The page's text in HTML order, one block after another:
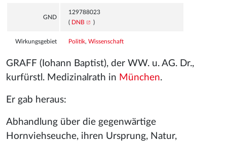
GND
129788023
( DNB )
Wirkungsgebiet Politik, Wissenschaft
GRAFF (Iohann Baptist), der WW. u. AG. Dr.,
kurfürstl. Medizinalrath in München.
Er gab heraus:
Abhandlung über die gegenwärtige
Hornviehseuche, ihren Ursprung, Natur,